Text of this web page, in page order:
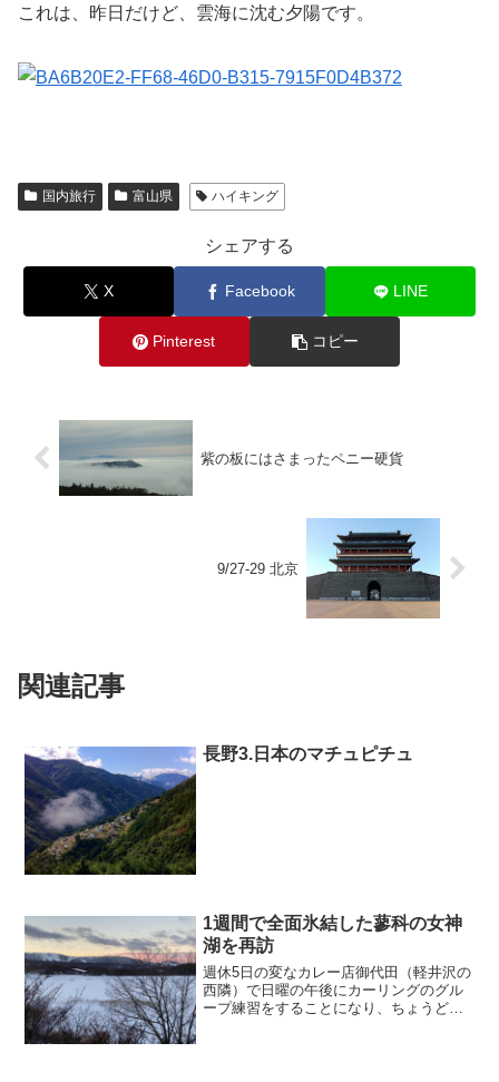
これは、昨日だけど、雲海に沈む夕陽です。
国内旅行 富山県 ハイキング
シェアする
X Facebook LINE
Pinterest コピー
紫の板にはさまったペニー硬貨
9/27-29 北京
関連記事
長野3.日本のマチュピチュ
1週間で全面氷結した蓼科の女神
湖を再訪
週休5日の変なカレー店御代田（軽井沢の
西隣）で日曜の午後にカーリングのグル
ープ練習をすることになり、ちょうど良